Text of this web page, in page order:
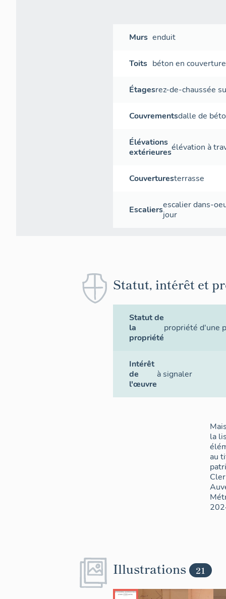
Murs enduit
Toits béton en couverture
Étagesrez-de-chaussée
Couvrementsdalle de
Élévations
extérieuresélévation à
Couverturesterrasse
Escaliersescalier dans-
jour
Statut, intérêt et
Statut de
la
propriété
propriété d'une
Intérêt
de
l'œuvre
à signaler
la
au
Illustrations 21